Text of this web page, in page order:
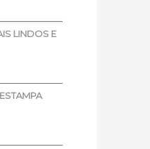
LINDOS E